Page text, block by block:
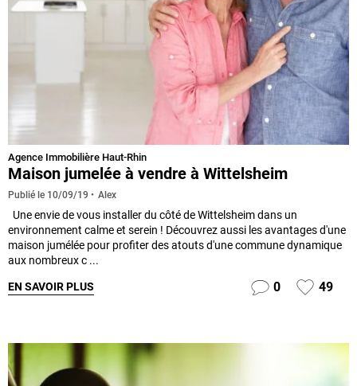
Agence Immobilière Haut-Rhin
Maison jumelée à vendre à Wittelsheim
Publié le 10/09/19 Alex
Une envie de vous installer du côté de Wittelsheim dans un
environnement calme et serein ! Découvrez aussi les avantages d'une
maison jumélée pour profiter des atouts d'une commune dynamique
aux nombreux c ...
EN SAVOIR PLUS 0 49